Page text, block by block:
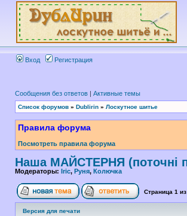
Вход Регистрация
Сообщения без ответов | Активные темы
Список форумов » Dublirin » Лоскутное шитье
Правила форума
Посмотреть правила форума
Наша МАЙСТЕРНЯ (поточні
Модераторы: Iric, Руня, Колючка
Страница 1 из
Версия для печати